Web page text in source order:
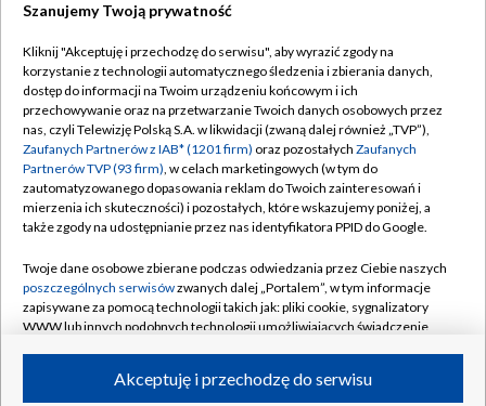
TVP
Abonament TVP
Emisja w TVP
Centrum informacji TVP
Naziemna Telewizja Cyfrowa
Rada Programowa
System NOS
Informacje o nadawcy
Program dla prasy
Regulamin TVP
Polityka prywatności
Moje zgody
Pomoc
Kontakt
Kanały
Szanujemy Twoją prywatność
Kliknij "Akceptuję i przechodzę do serwisu", aby wyrazić zgody na
korzystanie z technologii automatycznego śledzenia i zbierania danych,
dostęp do informacji na Twoim urządzeniu końcowym i ich
przechowywanie oraz na przetwarzanie Twoich danych osobowych przez
nas, czyli Telewizję Polską S.A. w likwidacji (zwaną dalej również „TVP”),
Zaufanych Partnerów z IAB* (1201 firm) oraz pozostałych Zaufanych
Partnerów TVP (93 firm), w celach marketingowych (w tym do
zautomatyzowanego dopasowania reklam do Twoich zainteresowań i
mierzenia ich skuteczności) i pozostałych, które wskazujemy poniżej, a
także zgody na udostępnianie przez nas identyfikatora PPID do Google.
Twoje dane osobowe zbierane podczas odwiedzania przez Ciebie naszych
poszczególnych serwisówzwanych dalej „Portalem”, w tym informacje
zapisywane za pomocą technologii takich jak: pliki cookie, sygnalizatory
WWW lub innych podobnych technologii umożliwiających świadczenie
ruchu w Internecie.Akceptuję i przechodzę do serwisu